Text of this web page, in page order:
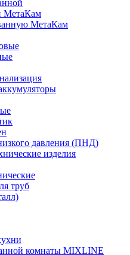
МетаКам
МетаКам
давления (ПНД)
изделия
труб
комнаты MIXLINE